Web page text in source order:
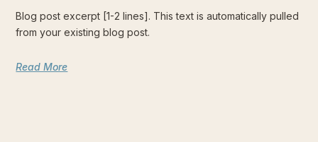
Blog post excerpt [1-2 lines]. This text is automatically pulled
from your existing blog post.
Read More